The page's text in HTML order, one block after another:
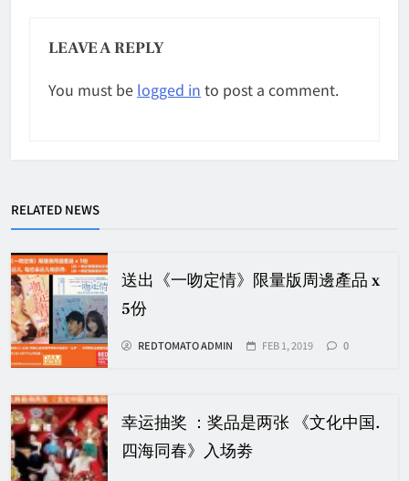
LEAVE A REPLY
You must be logged in to post a comment.
RELATED NEWS
送出《一吻定情》限量版周邊產品 x
5份
REDTOMATO ADMIN FEB 1, 2019 0
幸运抽奖 ：奖品是两张 《文化中国.
四海同春》入场劵